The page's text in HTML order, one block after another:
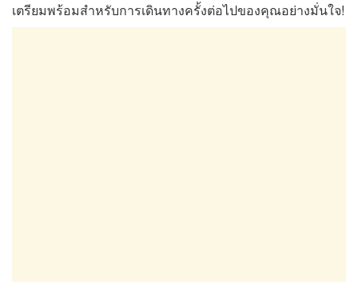
เตรียมพร้อมสำหรับการเดินทางครั้งต่อไปของคุณอย่างมั่นใจ!